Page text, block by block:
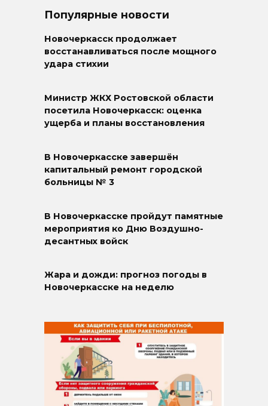
Популярные новости
Новочеркасск продолжает
восстанавливаться после мощного
удара стихии
Министр ЖКХ Ростовской области
посетила Новочеркасск: оценка
ущерба и планы восстановления
В Новочеркасске завершён
капитальный ремонт городской
больницы № 3
В Новочеркасске пройдут памятные
мероприятия ко Дню Воздушно-
десантных войск
Жара и дожди: прогноз погоды в
Новочеркасске на неделю